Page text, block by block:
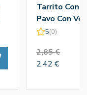
Tarrito Con
Pavo Con
Smileat
5(0)
2,85 €
2,42 €